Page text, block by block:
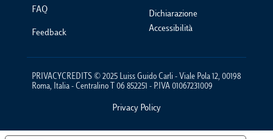
FAQ
Feedback
Dichiarazione
Accessibilità
PRIVACYCREDITS © 2025 Luiss Guido Carli - Viale Pola 12, 00198
Roma, Italia - Centralino T 06 852251 - P.IVA 01067231009
Privacy Policy